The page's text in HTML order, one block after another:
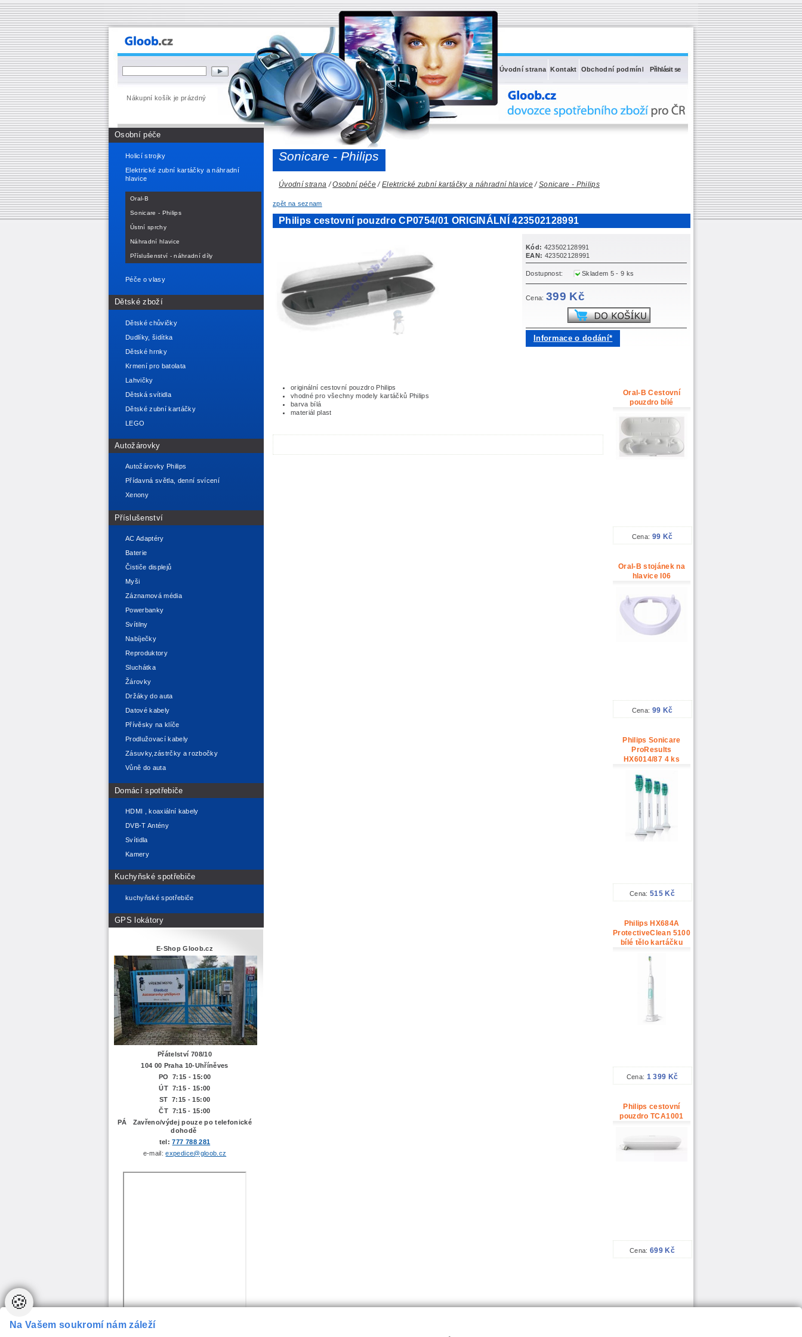
Přihlásit se
Úvodní strana Kontakt Obchodní podmínky
Nákupní košík je prázdný
Osobní péče
Holicí strojky
Elektrické zubní kartáčky a náhradní
hlavice
Oral-B
Sonicare - Philips
Ústní sprchy
Náhradní hlavice
Příslušenství - náhradní díly
Péče o vlasy
Dětské zboží
Dětské chůvičky
Dudlíky, šidítka
Dětské hrnky
Krmení pro batolata
Lahvičky
Dětská svítidla
Dětské zubní kartáčky
LEGO
Autožárovky
Autožárovky Philips
Přídavná světla, denní svícení
Xenony
Příslušenství
AC Adaptéry
Baterie
Čističe displejů
Myši
Záznamová média
Powerbanky
Svítilny
Nabíječky
Reproduktory
Sluchátka
Žárovky
Držáky do auta
Datové kabely
Přívěsky na klíče
Prodlužovací kabely
Zásuvky,zástrčky a rozbočky
Vůně do auta
Domácí spotřebiče
HDMI , koaxiální kabely
DVB-T Antény
Svítidla
Kamery
Kuchyňské spotřebiče
kuchyňské spotřebiče
GPS lokátory
E-Shop Gloob.cz
Přátelství 708/10
104 00 Praha 10-Uhříněves
PO 7:15 - 15:00
ÚT 7:15 - 15:00
ST 7:15 - 15:00
ČT 7:15 - 15:00
PÁ Zavřeno/výdej pouze po telefonické
dohodě
tel:777 788 281
e-mail:expedice@gloob.cz
Sonicare - Philips
Úvodní strana /Osobní péče/Elektrické zubní kartáčky a náhradní hlavice/Sonicare - Philips
zpět na seznam
Philips cestovní pouzdro CP0754/01 ORIGINÁLNÍ 423502128991
Kód: 423502128991
EAN: 423502128991
Dostupnost: Skladem 5 - 9 ks
Cena:399 Kč
Informace o dodání*
Oral-B Cestovní
pouzdro bílé
Cena: 99 Kč
Oral-B stojánek na
hlavice I06
Cena: 99 Kč
Philips Sonicare
ProResults
HX6014/87 4 ks
Cena: 515 Kč
Philips HX684A
ProtectiveClean 5100
bílé tělo kartáčku
Cena: 1 399 Kč
Philips cestovní
pouzdro TCA1001
Cena: 699 Kč
originální cestovní pouzdro Philips
vhodné pro všechny modely kartáčků Philips
barva bílá
materiál plast
🍪
Na Vašem soukromí nám záleží